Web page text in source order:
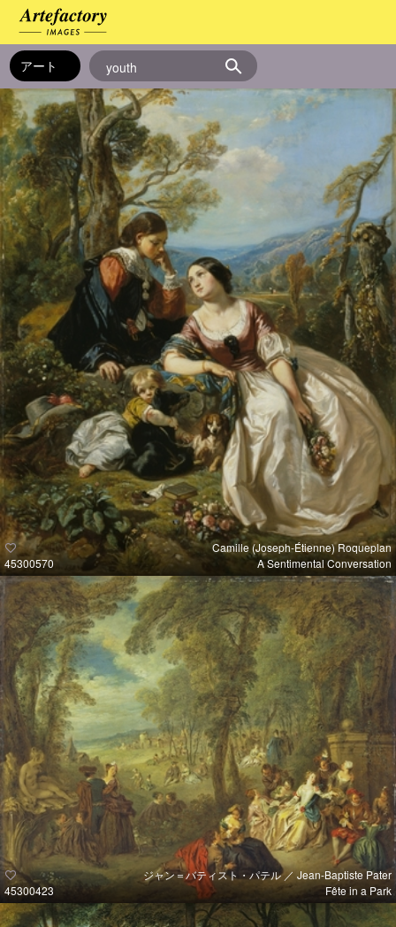
45300570
Camille (Joseph-Étienne) Roqueplan
A Sentimental Conversation
45300423
ジャン＝バティスト・パテル ／ Jean-Baptiste Pater
Fête in a Park